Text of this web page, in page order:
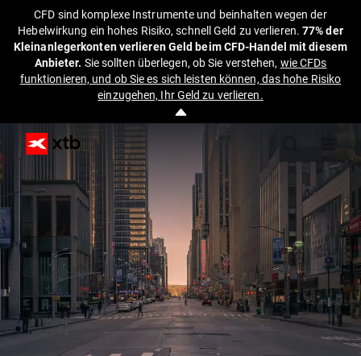
CFD sind komplexe Instrumente und beinhalten wegen der
Hebelwirkung ein hohes Risiko, schnell Geld zu verlieren.77% der
Kleinanlegerkonten verlieren Geld beim CFD-Handel mit diesem
Anbieter. Sie sollten überlegen, ob Sie verstehen, wie CFDs
funktionieren, und ob Sie es sich leisten können, das hohe Risiko
einzugehen, Ihr Geld zu verlieren.